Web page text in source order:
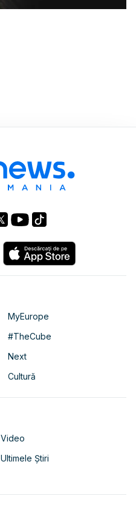
MyEurope
#TheCube
Next
Cultură
Video
Ultimele Știri